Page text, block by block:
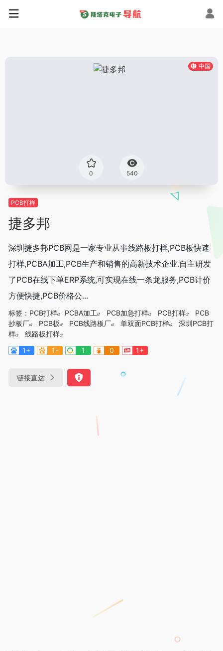
中国
0 540
PCB打样
捷多邦
深圳捷多邦PCB网是一家专业从事线路板打样,PCB板快速
打样,PCBA加工,PCB生产和销售的高新技术企业.自主研发
了PCB在线下单ERP系统,可实现在线一条龙服务,PCB计价
方便快捷,PCB价格公...
标签： PCB打样 PCBA加工 PCB加急打样 PCB打样
PCB
抄板厂
PCB板 PCB线路板厂 单双面PCB打样
深圳PCB打
样
线路板打样
1+
1- 1 0 1+
链接直达